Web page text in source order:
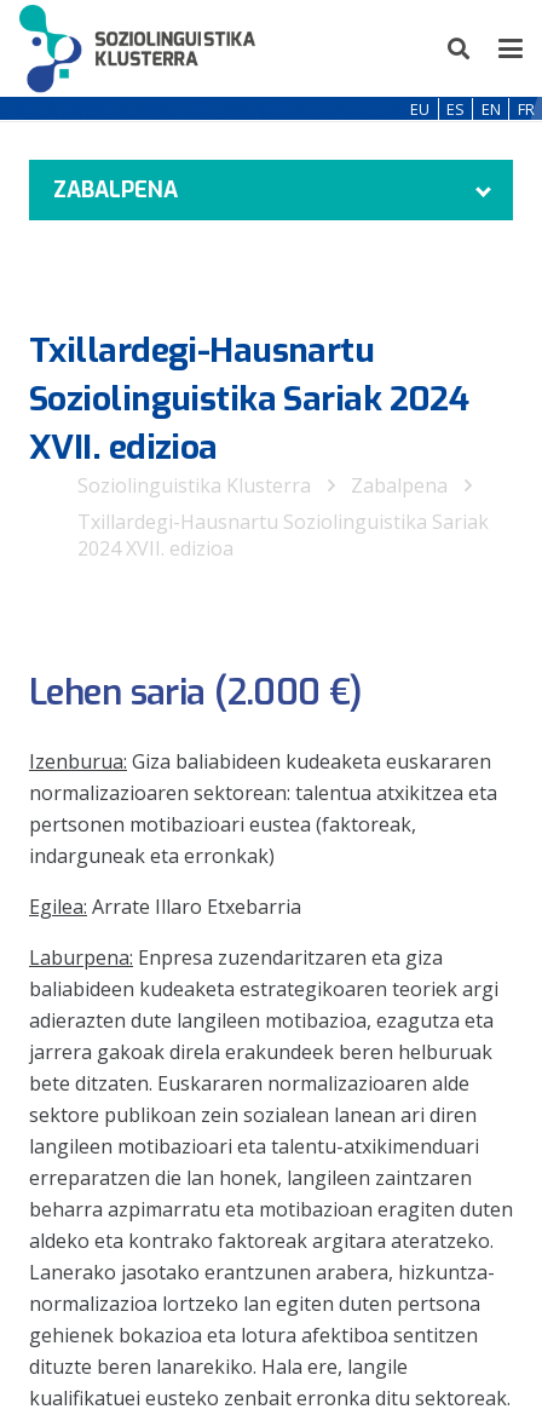
EU ES EN FR
ZABALPENA
Txillardegi-Hausnartu
Soziolinguistika Sariak 2024
XVII. edizioa
Soziolinguistika Klusterra
Zabalpena
Txillardegi-Hausnartu Soziolinguistika Sariak
2024 XVII. edizioa
Lehen saria (2.000 €)
Izenburua: Giza baliabideen kudeaketa euskararen
normalizazioaren sektorean: talentua atxikitzea eta
pertsonen motibazioari eustea (faktoreak,
indarguneak eta erronkak)
Egilea: Arrate Illaro Etxebarria
Laburpena: Enpresa zuzendaritzaren eta giza
baliabideen kudeaketa estrategikoaren teoriek argi
adierazten dute langileen motibazioa, ezagutza eta
jarrera gakoak direla erakundeek beren helburuak
bete ditzaten. Euskararen normalizazioaren alde
sektore publikoan zein sozialean lanean ari diren
langileen motibazioari eta talentu-atxikimenduari
erreparatzen die lan honek, langileen zaintzaren
beharra azpimarratu eta motibazioan eragiten duten
aldeko eta kontrako faktoreak argitara ateratzeko.
Lanerako jasotako erantzunen arabera, hizkuntza-
normalizazioa lortzeko lan egiten duten pertsona
gehienek bokazioa eta lotura afektiboa sentitzen
dituzte beren lanarekiko. Hala ere, langile
kualifikatuei eusteko zenbait erronka ditu sektoreak.